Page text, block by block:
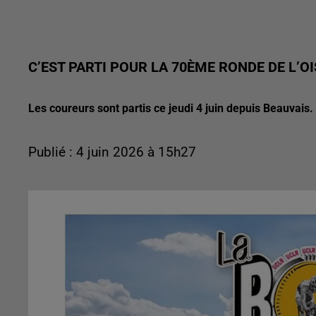
C’EST PARTI POUR LA 70ÈME RONDE DE
Les coureurs sont partis ce jeudi 4 juin depuis Beauvais.
Publié : 4 juin 2026 à 15h27